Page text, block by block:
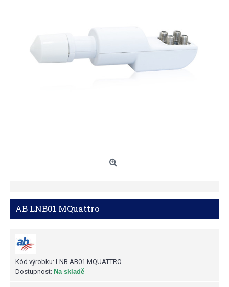
AB LNB01 MQuattro
Kód výrobku: LNB AB01 MQUATTRO
Dostupnost: Na skladě